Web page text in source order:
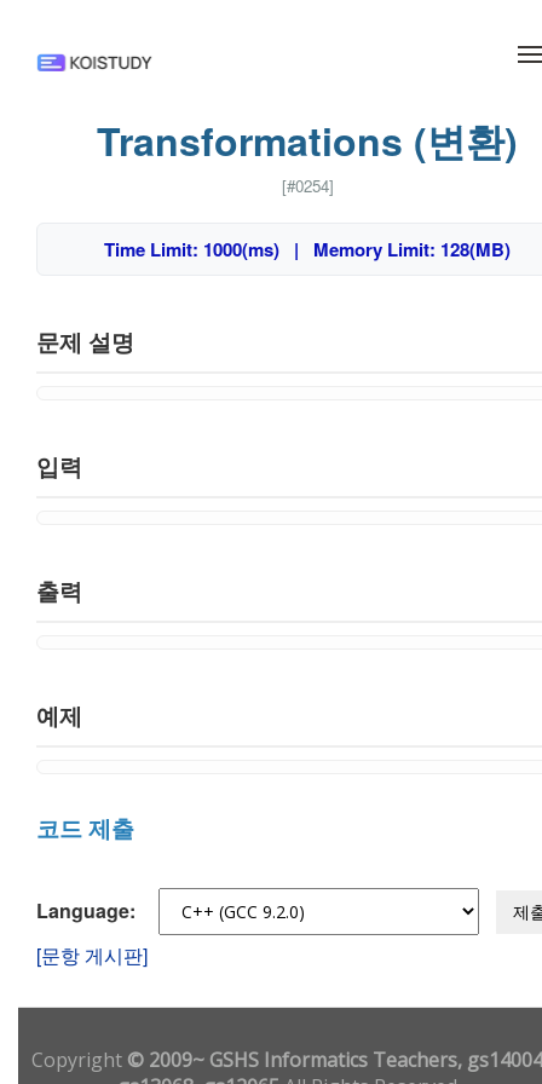
Transformations (변환)
[#0254]
Time Limit: 1000(ms) | Memory Limit: 128(MB)
문제 설명
입력
출력
예제
코드 제출
Language: 제
[문항 게시판]
Copyright© 2009~ GSHS Informatics Teachers,